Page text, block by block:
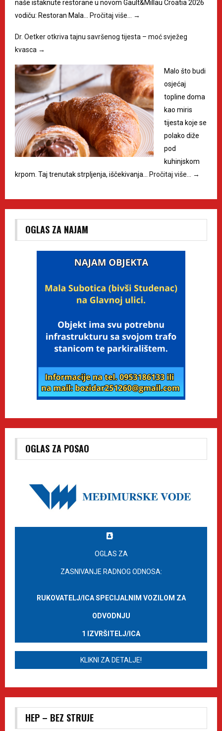
naše istaknute restorane u novom Gault&Millau Croatia 2026
vodiču: Restoran Mala…
Pročitaj više… →
Dr. Oetker otkriva tajnu savršenog tijesta – moć svježeg
kvasca →
Malo što budi
osjećaj
topline doma
kao miris
tijesta koje se
polako diže
pod
kuhinjskom
krpom. Taj trenutak strpljenja, iščekivanja…
Pročitaj više… →
OGLAS ZA NAJAM
OGLAS ZA POSAO
OGLAS ZA
ZASNIVANJE RADNOG ODNOSA:
RUKOVATELJ/ICA SPECIJALNIM VOZILOM ZA
ODVODNJU
1 IZVRŠITELJ/ICA
KLIKNI ZA DETALJE!
HEP – BEZ STRUJE